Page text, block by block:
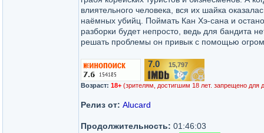
влиятельного человека, вся их шайка
наёмных убийц. Поймать Кан Хэ-сана и
разборки будет непросто, ведь для бандита
решать проблемы он привык с помощью
7.0 15,797
Возраст: 18+ (зрителям, достигшим 18 лет. запрещено для
Релиз от: Alucard
Продолжительность: 01:46:03